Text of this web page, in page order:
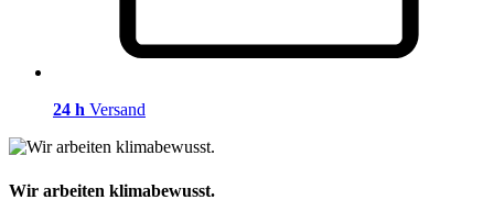
24 h Versand
Wir arbeiten klimabewusst.